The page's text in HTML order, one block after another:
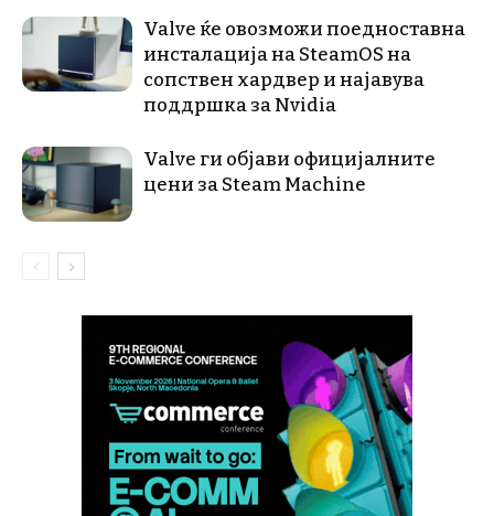
Valve ќе овозможи поедноставна
инсталација на SteamOS на
сопствен хардвер и најавува
поддршка за Nvidia
Valve ги објави официјалните
цени за Steam Machine